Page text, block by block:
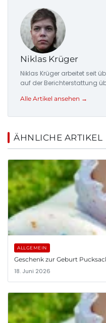
Niklas Krüger
Niklas Krüger arbeitet seit
auf der Berichterstattung
Alle Artikel ansehen →
ÄHNLICHE ARTIKEL
ALLGEMEIN
Geschenk zur Geburt
18. Juni 2026